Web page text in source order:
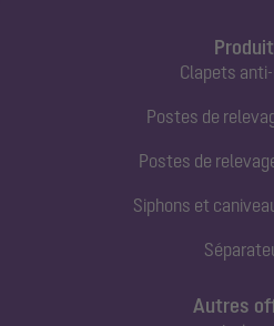
Clapets
Postes de
Postes de
Siphons et
Autres